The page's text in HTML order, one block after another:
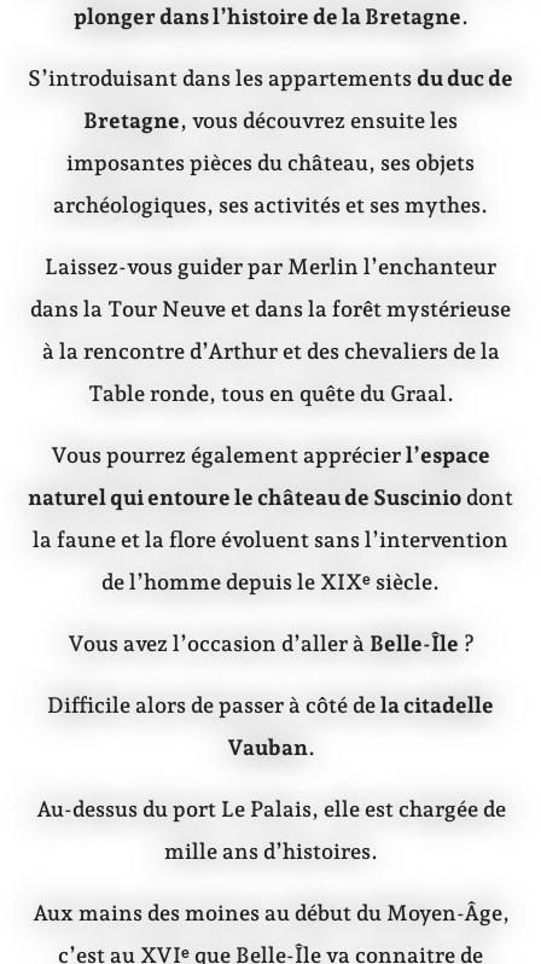
plonger dans l’histoire de la Bretagne.
S’introduisant dans les appartementsdu duc de
Bretagne, vous découvrez ensuite les
imposantes pièces du château, ses objets
archéologiques, ses activités et ses mythes.
Laissez-vous guider par Merlin l’enchanteur
dans la Tour Neuve et dans la forêt mystérieuse
à la rencontre d’Arthur et des chevaliers de la
Table ronde, tous en quête du Graal.
Vous pourrez également apprécierl’espace
naturel qui entoure le château de Susciniodont
la faune et la flore évoluent sans l’intervention
de l’homme depuis le XIXᵉ siècle.
Vous avez l’occasion d’aller à Belle-Île ?
Difficile alors de passer à côté dela citadelle
Vauban.
Au-dessus du port Le Palais, elle est chargée de
mille ans d’histoires.
Aux mains des moines au début du Moyen-Âge,
c’est au XVIᵉ que Belle-Île va connaitre de